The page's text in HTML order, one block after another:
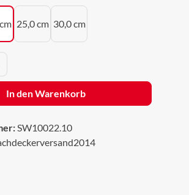
25,0 cm 30,0 cm
Gib den gewünschten
In den Warenkorb
SW10022.10